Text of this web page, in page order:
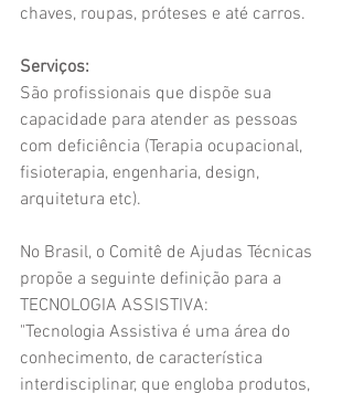
chaves, roupas, próteses e até carros.
Serviços:
São profissionais que dispõe sua
capacidade para atender as pessoas
com deficiência (Terapia ocupacional,
fisioterapia, engenharia, design,
arquitetura etc).
No Brasil, o Comitê de Ajudas Técnicas
propõe a seguinte definição para a
TECNOLOGIA ASSISTIVA:
"Tecnologia Assistiva é uma área do
conhecimento, de característica
interdisciplinar, que engloba produtos,